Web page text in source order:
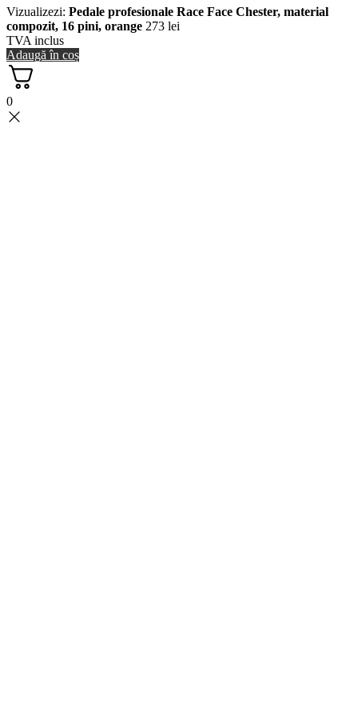
Vizualizezi: Pedale profesionale Race Face Chester, material
compozit, 16 pini, orange 273 lei
TVA inclus
Adaugă în coș
0